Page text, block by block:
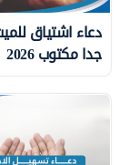
دعاء اشتياق
جدا مكتوب 2026